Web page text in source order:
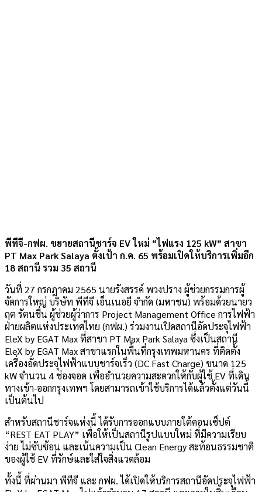
พีทีจี-กฟผ. ขยายสถานีชาร์จ EV ใหม่ “ไฟแรง 125 kW” สาขา
PT Max Park Salaya ตั้งเป้า ก.ค. 65 พร้อมเปิดให้บริการเพิ่มอีก
18 สถานี รวม 35 สถานี
วันที่ 27 กรกฎาคม 2565 นายรังสรรค์ พวงปราง ผู้ช่วยกรรมการผู้
จัดการใหญ่ บริษัท พีทีจี เอ็นเนอยี จำกัด (มหาชน) พร้อมด้วยนายว
ฤต รัตนชื่น ผู้ช่วยผู้ว่าการ Project Management Office การไฟฟ้า
ฝ่ายผลิตแห่งประเทศไทย (กฟผ.) ร่วมงานเปิดสถานีอัดประจุไฟฟ้า
EleX by EGAT Max ที่สาขา PT Max Park Salaya ซึ่งเป็นสถานี
EleX by EGAT Max สาขาแรกในพื้นที่กรุงเทพมหานคร ที่ติดตั้ง
เครื่องอัดประจุไฟฟ้าแบบชาร์จเร็ว (DC Fast Charge) ขนาด 125
kW จำนวน 4 ช่องจอด เพื่ออำนวยความสะดวกให้กับผู้ใช้ EV ที่เดิน
ทางเข้า-ออกกรุงเทพฯ โดยสามารถเข้าใช้บริการได้แล้วตั้งแต่วันนี้
เป็นต้นไป
สำหรับสถานีชาร์จแห่งนี้ ได้รับการออกแบบภายใต้คอนเซ็ปต์
“REST EAT PLAY” เพื่อให้เป็นสถานีรูปแบบใหม่ ที่มีความเรียบ
ง่าย ไม่ซับซ้อน และเน้นความเป็น Clean Energy สะท้อนธรรมชาติ
ของผู้ใช้ EV ที่รักษ์และใส่ใจสิ่งแวดล้อม
ทั้งนี้ ที่ผ่านมา พีทีจี และ กฟผ. ได้เปิดให้บริการสถานีอัดประจุไฟฟ้า